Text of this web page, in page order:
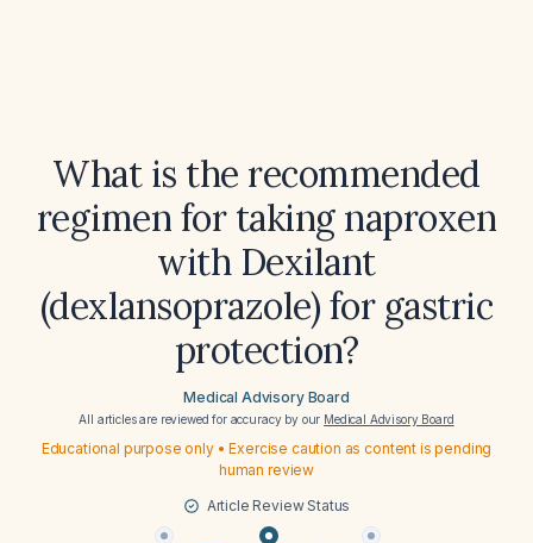
What is the recommended
regimen for taking naproxen
with Dexilant
(dexlansoprazole) for gastric
protection?
Medical Advisory Board
All articles are reviewed for accuracy by our Medical Advisory Board
Educational purpose only • Exercise caution as content is pending
human review
Article Review Status